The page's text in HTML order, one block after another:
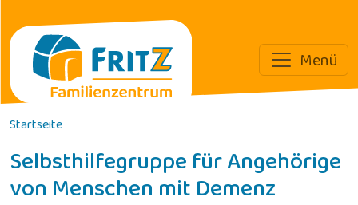
Direkt zum Inhalt
Menü
Startseite
Selbsthilfegruppe für Angehörige
von Menschen mit Demenz